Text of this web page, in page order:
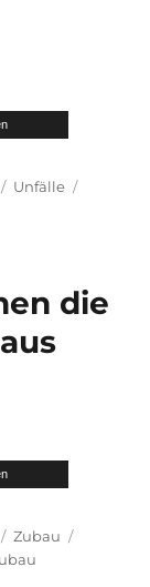
Kategorien
Unfälle
die
Kategorien
Zubau